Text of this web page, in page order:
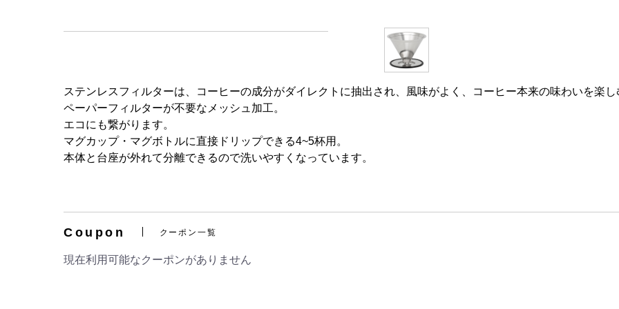
ステンレスフィルターは、コーヒーの成分がダイレクトに抽出され、風味がよく、コーヒー本来の味わいを楽し
ペーパーフィルターが不要なメッシュ加工。
エコにも繋がります。
マグカップ・マグボトルに直接ドリップできる4~5杯用。
本体と台座が外れて分離できるので洗いやすくなっています。
Coupon クーポン一覧
現在利用可能なクーポンがありません